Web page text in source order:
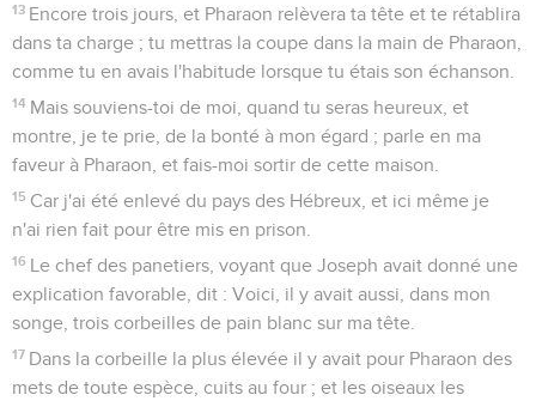
13 Encore trois jours, et Pharaon relèvera ta tête et te rétablira
dans ta charge ; tu mettras la coupe dans la main de Pharaon,
comme tu en avais l'habitude lorsque tu étais son échanson.
14 Mais souviens-toi de moi, quand tu seras heureux, et
montre, je te prie, de la bonté à mon égard ; parle en ma
faveur à Pharaon, et fais-moi sortir de cette maison.
15 Car j'ai été enlevé du pays des Hébreux, et ici même je
n'ai rien fait pour être mis en prison.
16 Le chef des panetiers, voyant que Joseph avait donné une
explication favorable, dit : Voici, il y avait aussi, dans mon
songe, trois corbeilles de pain blanc sur ma tête.
17 Dans la corbeille la plus élevée il y avait pour Pharaon des
mets de toute espèce, cuits au four ; et les oiseaux les